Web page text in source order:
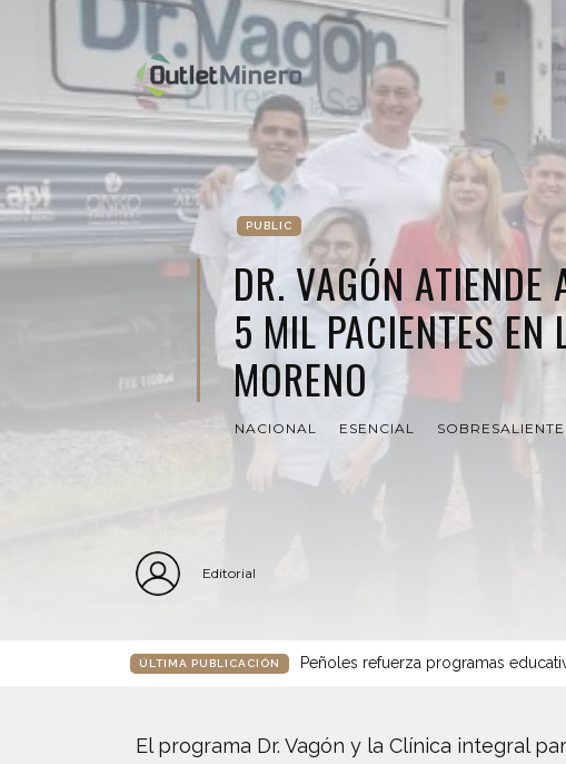
PUBLIC
DR. VAGÓN ATIENDE
5 MIL PACIENTES EN
MORENO
NACIONAL ESENCIAL SOBRESALIENTE
Editorial
ÚLTIMA PUBLICACIÓN Peñoles refuerza programas
El programa Dr. Vagón y la Clínica integral